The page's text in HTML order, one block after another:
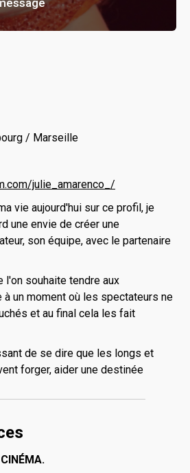
/ Marseille
julie_amarenco_/
vie aujourd'hui sur ce profil, je
une envie de créer une
son équipe, avec le partenaire
l'on souhaite tendre aux
un moment où les spectateurs ne
et au final cela les fait
de se dire que les longs et
forger, aider une destinée
CINÉMA.